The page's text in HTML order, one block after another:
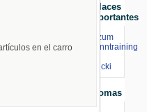
en el carro
calor
Enlaces
Importantes
⇒ zum
Renntraining
Stecki
Idiomas